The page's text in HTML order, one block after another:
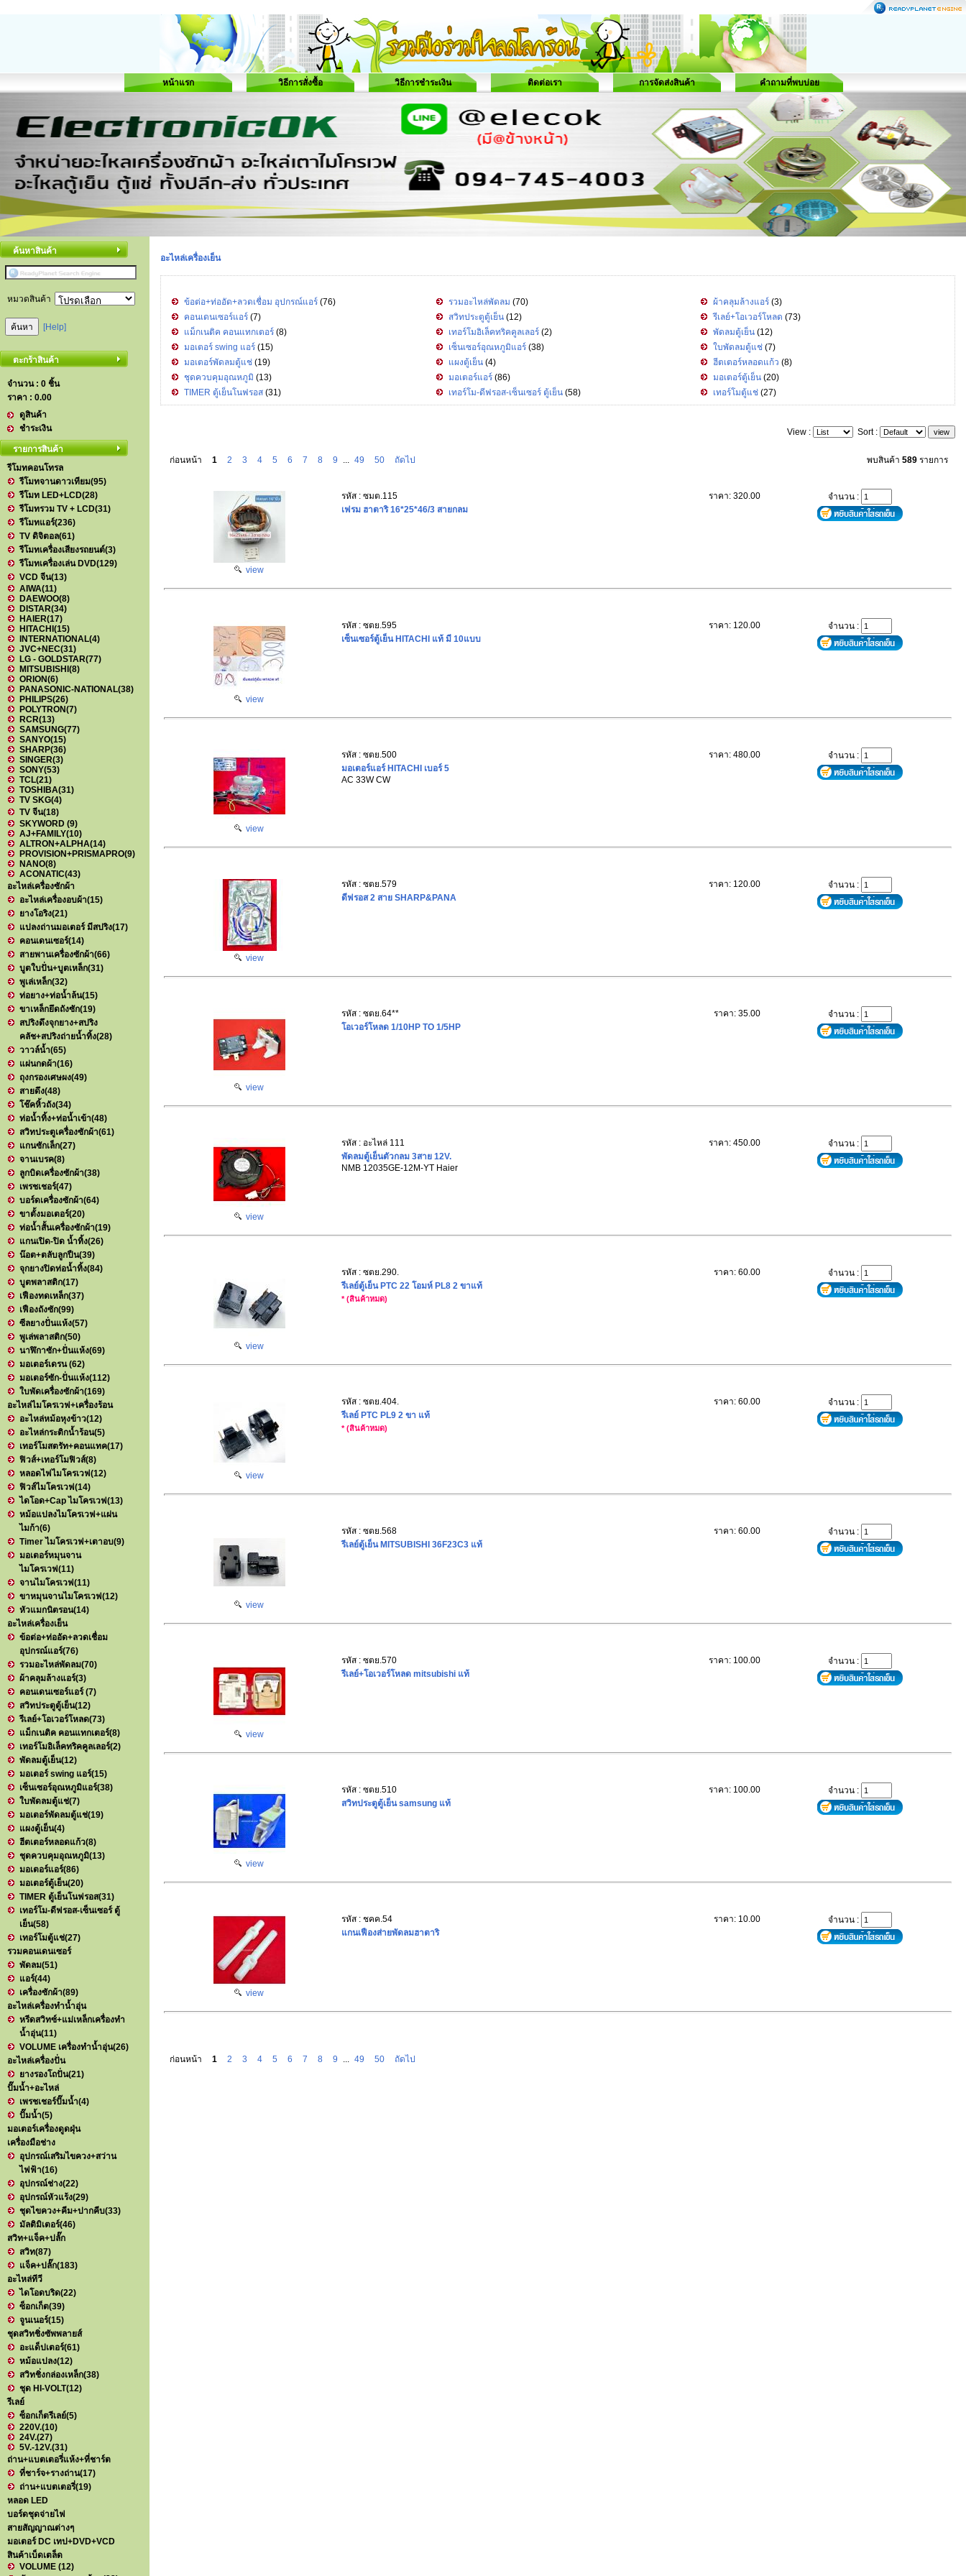
หน้าแรก วิธีการสั่งซื้อ วิธีการชำระเงิน ติดต่อเรา การจัดส่งสินค้า คำถามที่พบบ่อย
ค้นหาสินค้า
หมวดสินค้า
[Help]
ตะกร้าสินค้า
จำนวน : 0 ชิ้น
ราคา : 0.00
ดูสินค้า
ชำระเงิน
รายการสินค้า
รีโมทคอนโทรล
รีโมทจานดาวเทียม(95)
รีโมท LED+LCD(28)
รีโมทรวม TV + LCD(31)
รีโมทแอร์(236)
TV ดิจิตอล(61)
รีโมทเครื่องเสียงรถยนต์(3)
รีโมทเครื่องเล่น DVD(129)
VCD จีน(13)
AIWA(11)
DAEWOO(8)
DISTAR(34)
HAIER(17)
HITACHI (15)
INTERNATIONAL(4)
JVC+NEC(31)
LG - GOLDSTAR(77)
MITSUBISHI (8)
ORION(6)
PANASONIC-NATIONAL(38)
PHILIPS(26)
POLYTRON(7)
RCR(13)
SAMSUNG(77)
SANYO(15)
SHARP(36)
SINGER(3)
SONY(53)
TCL(21)
TOSHIBA(31)
TV SKG(4)
TV จีน(18)
SKYWORD (9)
AJ+FAMILY(10)
ALTRON+ALPHA(14)
PROVISION+PRISMAPRO(9)
NANO(8)
ACONATIC(43)
อะไหล่เครื่องซักผ้า
อะไหล่เครื่องอบผ้า(15)
ยางโอริง(21)
แปลงถ่านมอเตอร์ มีสปริง(17)
คอนเดนเซอร์(14)
สายพานเครื่องซักผ้า(66)
บูตใบปั่น+บูตเหล็ก(31)
พูเล่เหล็ก(32)
ท่อยาง+ท่อน้ำล้น(15)
ขาเหล็กยึดถังซัก(19)
สปริงดึงจุกยาง+สปริง
คลัช+สปริงถ่ายน้ำทิ้ง(28)
วาวล์น้ำ(65)
แผ่นกดผ้า(16)
ถุงกรองเศษผง(49)
สายดึง(48)
โช๊คหิ้วถัง(34)
ท่อน้ำทิ้ง+ท่อน้ำเข้า(48)
สวิทประตูเครื่องซักผ้า(61)
แกนซักเล็ก(27)
จานเบรค(8)
ลูกบิดเครื่องซักผ้า(38)
เพรชเชอร์(47)
บอร์ดเครื่องซักผ้า(64)
ขาตั้งมอเตอร์(20)
ท่อน้ำสั้นเครื่องซักผ้า(19)
แกนเปิด-ปิด น้ำทิ้ง(26)
น๊อต+ตลับลูกปืน(39)
จุกยางปิดท่อน้ำทิ้ง(84)
บูตพลาสติก(17)
เฟืองทดเหล็ก(37)
เฟืองถังซัก(99)
ซีลยางปั่นแห้ง(57)
พูเล่พลาสติก(50)
นาฬิกาซัก+ปั่นแห้ง(69)
มอเตอร์เดรน(62)
มอเตอร์ซัก-ปั่นแห้ง(112)
ใบพัดเครื่องซักผ้า(169)
อะไหล่ไมโครเวฟ+เครื่องร้อน
อะไหล่หม้อหุงข้าว(12)
อะไหล่กระติกน้ำร้อน(5)
เทอร์โมสตรัท+คอนแทค(17)
ฟิวส์+เทอร์โมฟิวส์(8)
หลอดไฟไมโครเวฟ(12)
ฟิวส์ไมโครเวฟ(14)
ไดโอด+Cap ไมโครเวฟ(13)
หม้อแปลงไมโครเวฟ+แผ่น
ไมก้า(6)
Timer ไมโครเวฟ+เตาอบ(9)
มอเตอร์หมุนจาน
ไมโครเวฟ(11)
จานไมโครเวฟ(11)
ขาหมุนจานไมโครเวฟ(12)
หัวแมกนิตรอน(14)
อะไหล่เครื่องเย็น
ข้อต่อ+ท่ออัด+ลวดเชื่อม
อุปกรณ์แอร์(76)
รวมอะไหล่พัดลม(70)
ผ้าคลุมล้างแอร์(3)
คอนเดนเซอร์แอร์(7)
สวิทประตูตู้เย็น(12)
รีเลย์+โอเวอร์โหลด(73)
แม็กเนติค คอนแทกเตอร์(8)
เทอร์โมอิเล็คทริคคูลเลอร์(2)
พัดลมตู้เย็น(12)
มอเตอร์ swing แอร์(15)
เซ็นเซอร์อุณหภูมิแอร์(38)
ใบพัดลมตู้แช่(7)
มอเตอร์พัดลมตู้แช่(19)
แผงตู้เย็น(4)
ฮีตเตอร์หลอดแก้ว(8)
ชุดควบคุมอุณหภูมิ(13)
มอเตอร์แอร์(86)
มอเตอร์ตู้เย็น(20)
TIMER ตู้เย็นโนฟรอส(31)
เทอร์โม-ดีฟรอส-เซ็นเซอร์ ตู้
เย็น(58)
เทอร์โมตู้แช่(27)
รวมคอนเดนเซอร์
พัดลม(51)
แอร์(44)
เครื่องซักผ้า(89)
อะไหล่เครื่องทำน้ำอุ่น
หรีดสวิทซ์+แม่เหล็กเครื่องทำ
น้ำอุ่น(11)
VOLUME เครื่องทำน้ำอุ่น(26)
อะไหล่เครื่องปั่น
ยางรองโถปั่น(21)
ปั๊มน้ำ+อะไหล่
เพรชเชอร์ปั๊มน้ำ(4)
ปั๊มน้ำ(5)
มอเตอร์เครื่องดูดฝุ่น
เครื่องมือช่าง
อุปกรณ์เสริมไขควง+สว่าน
ไฟฟ้า(16)
อุปกรณ์ช่าง(22)
อุปกรณ์หัวแร้ง(29)
ชุดไขควง+คีม+ปากคีบ(33)
มัลติมิเตอร์(46)
สวิท+แจ็ค+ปลั๊ก
สวิท(87)
แจ็ค+ปลั๊ก(183)
อะไหล่ทีวี
ไดโอดบริด(22)
ซ็อกเก็ต(39)
จูนเนอร์(15)
ชุดสวิทชิ่งซัพพลายส์
อะแด็ปเตอร์(61)
หม้อแปลง(12)
สวิทชิ่งกล่องเหล็ก(38)
ชุด HI-VOLT(12)
รีเลย์
ซ็อกเก็ตรีเลย์(5)
220V.(10)
24V.(27)
5V.-12V.(31)
ถ่าน+แบตเตอรี่แห้ง+ที่ชาร์ต
ที่ชาร์จ+รางถ่าน(17)
ถ่าน+แบตเตอรี่(19)
หลอด LED
บอร์ดชุดจ่ายไฟ
สายสัญญาณต่างๆ
มอเตอร์ DC เทป+DVD+VCD
สินค้าเบ็ดเตล็ด
VOLUME (12)
อะไหล่เครื่องเย็น
ข้อต่อ+ท่ออัด+ลวดเชื่อม อุปกรณ์แอร์ (76) รวมอะไหล่พัดลม (70) ผ้าคลุมล้างแอร์ (3)
คอนเดนเซอร์แอร์ (7) สวิทประตูตู้เย็น (12) รีเลย์+โอเวอร์โหลด (73)
แม็กเนติค คอนแทกเตอร์ (8) เทอร์โมอิเล็คทริคคูลเลอร์ (2) พัดลมตู้เย็น (12)
มอเตอร์ swing แอร์ (15) เซ็นเซอร์อุณหภูมิแอร์ (38) ใบพัดลมตู้แช่ (7)
มอเตอร์พัดลมตู้แช่ (19) แผงตู้เย็น (4) ฮีตเตอร์หลอดแก้ว (8)
ชุดควบคุมอุณหภูมิ (13) มอเตอร์แอร์ (86) มอเตอร์ตู้เย็น (20)
TIMER ตู้เย็นโนฟรอส (31) เทอร์โม-ดีฟรอส-เซ็นเซอร์ ตู้เย็น (58) เทอร์โมตู้แช่ (27)
View : Sort :
ก่อนหน้า 1 2 3 4 5 6 7 8 9 ... 49 50 ถัดไป พบสินค้า 589 รายการ
view
รหัส : ซมต.115
เฟรม ฮาตาริ 16*25*46/3 สายกลม
ราคา: 320.00 จำนวน :
view
รหัส : ซตย.595
เซ็นเซอร์ตู้เย็น HITACHI แท้ มี 10แบบ
ราคา: 120.00 จำนวน :
view
รหัส : ซตย.500
มอเตอร์แอร์ HITACHI เบอร์ 5
AC 33W CW
ราคา: 480.00 จำนวน :
view
รหัส : ซตย.579
ดีฟรอส 2 สาย SHARP&PANA
ราคา: 120.00 จำนวน :
view
รหัส : ซตย.64**
โอเวอร์โหลด 1/10HP TO 1/5HP
ราคา: 35.00 จำนวน :
view
รหัส : อะไหล่ 111
พัดลมตู้เย็นตัวกลม 3สาย 12V.
NMB 12035GE-12M-YT Haier
ราคา: 450.00 จำนวน :
view
รหัส : ซตย.290.
รีเลย์ตู้เย็น PTC 22 โอมห์ PL8 2 ขาแท้
* (สินค้าหมด)
ราคา: 60.00 จำนวน :
view
รหัส : ซตย.404.
รีเลย์ PTC PL9 2 ขา แท้
* (สินค้าหมด)
ราคา: 60.00 จำนวน :
view
รหัส : ซตย.568
รีเลย์ตู้เย็น MITSUBISHI 36F23C3 แท้
ราคา: 60.00 จำนวน :
view
รหัส : ซตย.570
รีเลย์+โอเวอร์โหลด mitsubishi แท้
ราคา: 100.00 จำนวน :
view
รหัส : ซตย.510
สวิทประตูตู้เย็น samsung แท้
ราคา: 100.00 จำนวน :
view
รหัส : ชคค.54
แกนเฟืองส่ายพัดลมฮาตาริ
ราคา: 10.00 จำนวน :
ก่อนหน้า 1 2 3 4 5 6 7 8 9 ... 49 50 ถัดไป